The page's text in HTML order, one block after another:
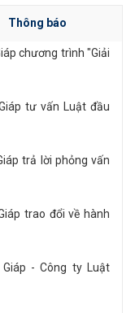
Thông báo
chương trình "Giải
tư vấn Luật đầu
trả lời phỏng vấn
trao đổi về hành
- Công ty Luật